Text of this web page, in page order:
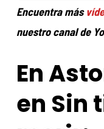
Encuentra más
nuestro canal de
En
en Sin